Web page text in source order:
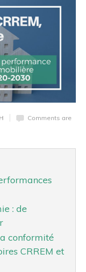
Comments are
: de
conformité
CRREM et